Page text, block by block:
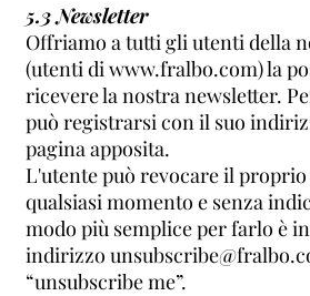
5.3 Newsletter
Offriamo a tutti gli utenti della
(utenti di www.fralbo.com) la
ricevere la nostra newsletter.
può registrarsi con il suo
pagina apposita.
L'utente può revocare il
qualsiasi momento e senza
modo più semplice per farlo è
indirizzo
“unsubscribe me”.